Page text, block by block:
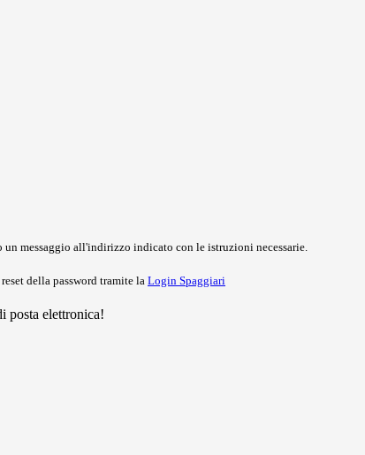
un messaggio all'indirizzo indicato con le istruzioni necessarie.
della password tramite la Login Spaggiari
posta elettronica!